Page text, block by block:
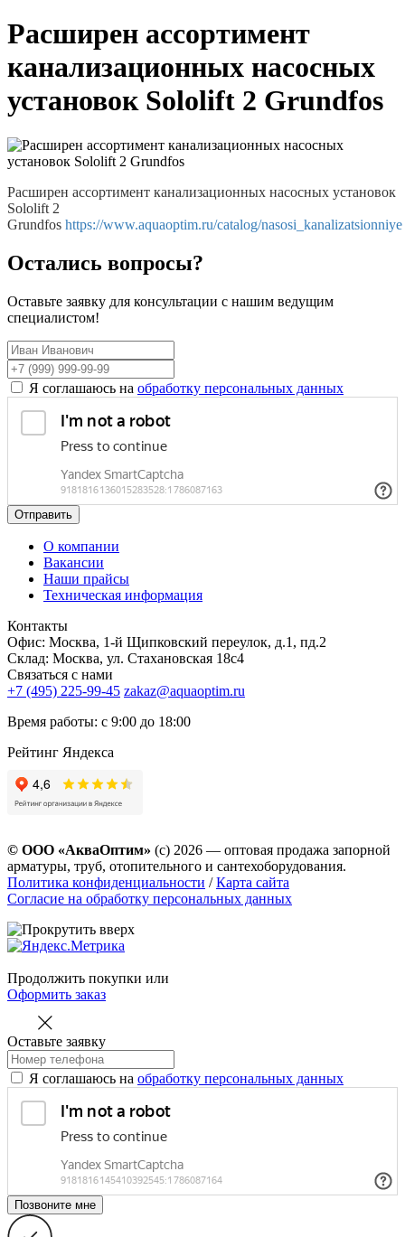
Расширен ассортимент
канализационных насосных
установок Sololift 2 Grundfos
Расширен ассортимент канализационных насосных установок
Sololift 2
Grundfos https://www.aquaoptim.ru/catalog/nasosi_kanalizatsionniye
Остались вопросы?
Оставьте заявку для консультации с нашим ведущим
специалистом!
Я соглашаюсь на обработку персональных данных
Отправить
О компании
Вакансии
Наши прайсы
Техническая информация
Контакты
Офис: Москва, 1-й Щипковский переулок, д.1, пд.2
Склад: Москва, ул. Стахановская 18с4
Связаться с нами
+7 (495) 225-99-45 zakaz@aquaoptim.ru
Время работы: с 9:00 до 18:00
Рейтинг Яндекса
© ООО «АкваОптим» (с) 2026 — оптовая продажа запорной
арматуры, труб, отопительного и сантехоборудования.
Политика конфиденциальности /Карта сайта
Согласие на обработку персональных данных
Продолжить покупки или
Оформить заказ
Оставьте заявку
Я соглашаюсь на обработку персональных данных